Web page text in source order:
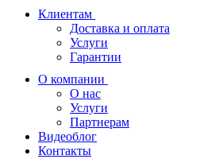
Клиентам
Доставка и оплата
Услуги
Гарантии
О компании
О нас
Услуги
Партнерам
Видеоблог
Контакты